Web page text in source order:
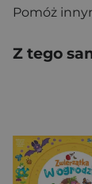
Pomóż
Z tego